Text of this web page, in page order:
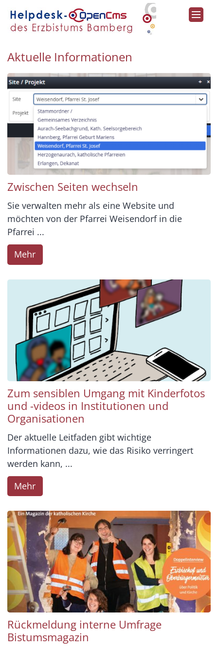
Zum Inhalt springen
Aktuelle Informationen
Zwischen Seiten wechseln
Sie verwalten mehr als eine Website und
möchten von der Pfarrei Weisendorf in die
Pfarrei ...
Mehr
Zum sensiblen Umgang mit Kinderfotos
und -videos in Institutionen und
Organisationen
Der aktuelle Leitfaden gibt wichtige
Informationen dazu, wie das Risiko verringert
werden kann, ...
Mehr
Rückmeldung interne Umfrage
Bistumsmagazin